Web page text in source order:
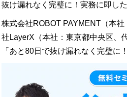
抜け漏れなく完璧に！実務に即し
株式会社ROBOT PAYMENT（本
社LayerX（本社：東京都中央区、
「あと80日で抜け漏れなく完璧に